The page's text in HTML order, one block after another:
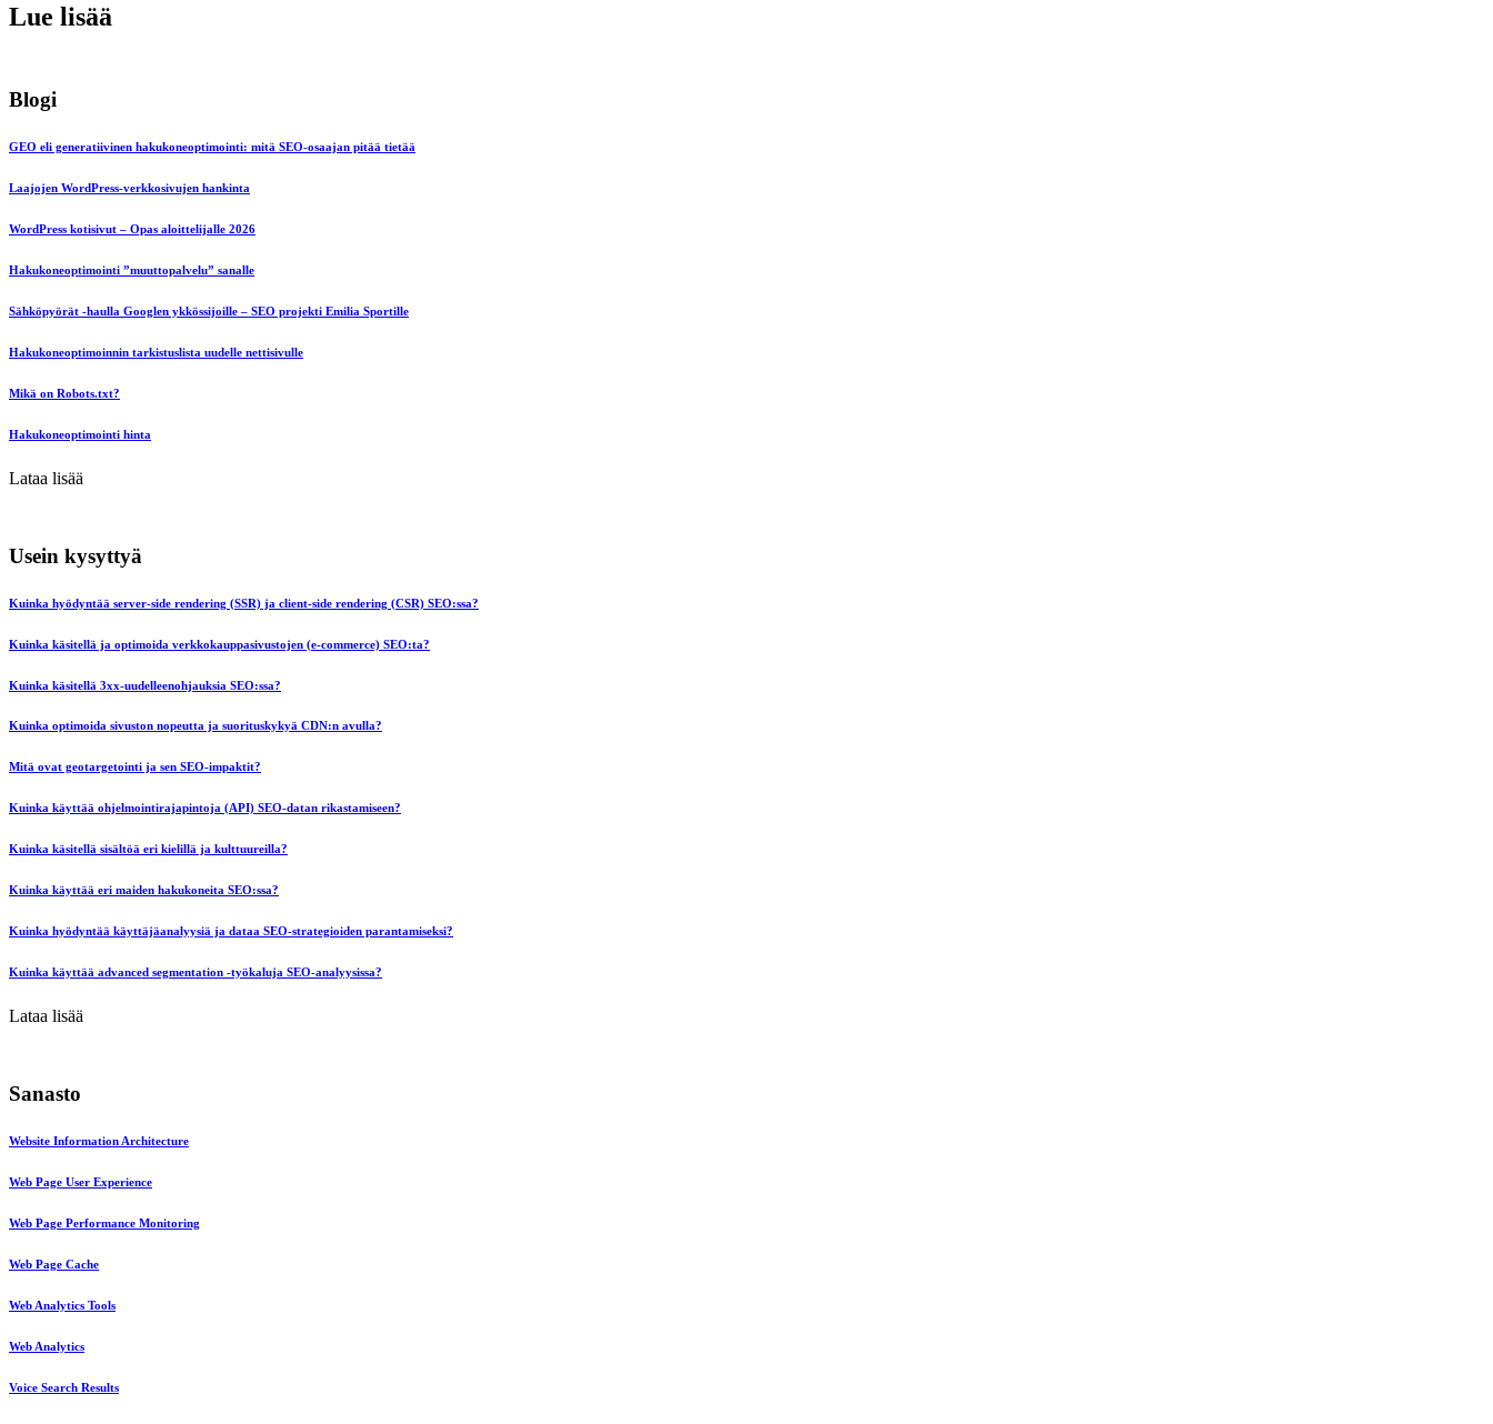
Lue lisää
Blogi
GEO eli generatiivinen hakukoneoptimointi: mitä SEO-osaajan pitää tietää
Laajojen WordPress-verkkosivujen hankinta
WordPress kotisivut – Opas aloittelijalle 2026
Hakukoneoptimointi ”muuttopalvelu” sanalle
Sähköpyörät -haulla Googlen ykkössijoille – SEO projekti Emilia Sportille
Hakukoneoptimoinnin tarkistuslista uudelle nettisivulle
Mikä on Robots.txt?
Hakukoneoptimointi hinta
Lataa lisää
Usein kysyttyä
Kuinka hyödyntää server-side rendering (SSR) ja client-side rendering (CSR) SEO:ssa?
Kuinka käsitellä ja optimoida verkkokauppasivustojen (e-commerce) SEO:ta?
Kuinka käsitellä 3xx-uudelleenohjauksia SEO:ssa?
Kuinka optimoida sivuston nopeutta ja suorituskykyä CDN:n avulla?
Mitä ovat geotargetointi ja sen SEO-impaktit?
Kuinka käyttää ohjelmointirajapintoja (API) SEO-datan rikastamiseen?
Kuinka käsitellä sisältöä eri kielillä ja kulttuureilla?
Kuinka käyttää eri maiden hakukoneita SEO:ssa?
Kuinka hyödyntää käyttäjäanalyysiä ja dataa SEO-strategioiden parantamiseksi?
Kuinka käyttää advanced segmentation -työkaluja SEO-analyysissa?
Lataa lisää
Sanasto
Website Information Architecture
Web Page User Experience
Web Page Performance Monitoring
Web Page Cache
Web Analytics Tools
Web Analytics
Voice Search Results